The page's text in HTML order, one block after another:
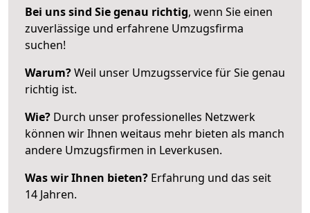
Bei uns sind Sie genau richtig, wenn Sie einen
zuverlässige und erfahrene Umzugsfirma
suchen!
Warum?Weil unser Umzugsservice für Sie genau
richtig ist.
Wie? Durch unser professionelles Netzwerk
können wir Ihnen weitaus mehr bieten als manch
andere Umzugsfirmen in Leverkusen.
Was wir Ihnen bieten? Erfahrung und das seit
14 Jahren.